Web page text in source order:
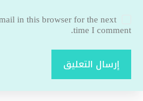
in this browser for the next
time I comment.
إرسال التعليق